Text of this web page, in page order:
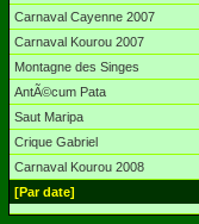
Carnaval Cayenne 2007
Carnaval Kourou 2007
Montagne des Singes
AntÃ©cum Pata
Saut Maripa
Crique Gabriel
Carnaval Kourou 2008
[Par date]